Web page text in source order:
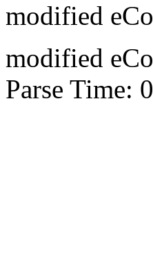
modified
modified
Parse Time: